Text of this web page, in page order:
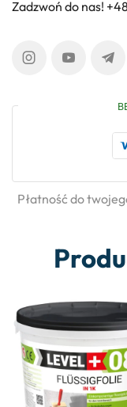
Zadzwoń do nas!
Płatność do